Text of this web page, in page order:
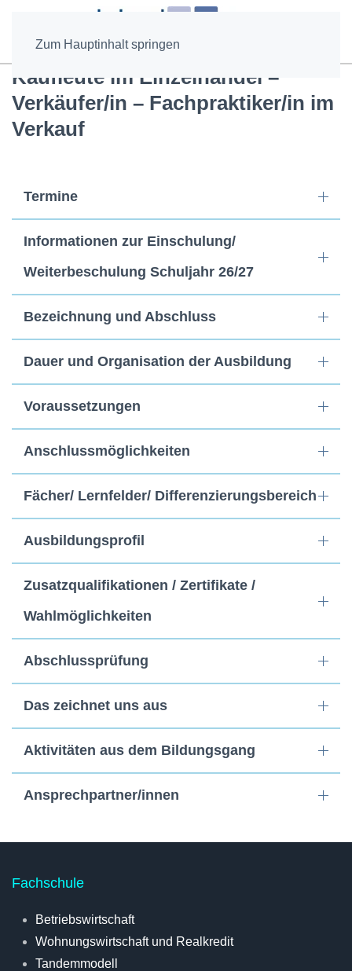
Zum Hauptinhalt springen
Kaufleute im Einzelhandel –
Verkäufer/in – Fachpraktiker/in im
Verkauf
Termine
Informationen zur Einschulung/
Weiterbeschulung Schuljahr 26/27
Bezeichnung und Abschluss
Dauer und Organisation der Ausbildung
Voraussetzungen
Anschlussmöglichkeiten
Fächer/ Lernfelder/ Differenzierungsbereich
Ausbildungsprofil
Zusatzqualifikationen / Zertifikate /
Wahlmöglichkeiten
Abschlussprüfung
Das zeichnet uns aus
Aktivitäten aus dem Bildungsgang
Ansprechpartner/innen
Fachschule
Betriebswirtschaft
Wohnungswirtschaft und Realkredit
Tandemmodell